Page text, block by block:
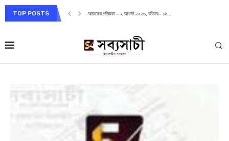
TOP POSTS আজকের পত্রিকা – ২ আগস্ট ২০২৬, রবিবার– ১৬...